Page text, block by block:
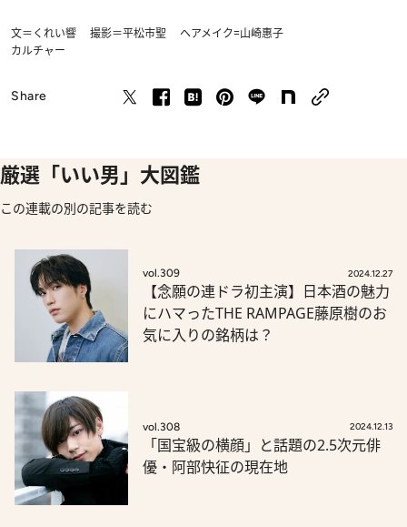
文＝くれい響 撮影＝平松市聖 ヘアメイク=山崎惠子
カルチャー
Share
厳選「いい男」大図鑑
この連載の別の記事を読む
vol.309 2024.12.27
【念願の連ドラ初主演】日本酒の魅力
にハマったTHE RAMPAGE藤原樹のお
気に入りの銘柄は？
vol.308 2024.12.13
「国宝級の横顔」と話題の2.5次元俳
優・阿部快征の現在地